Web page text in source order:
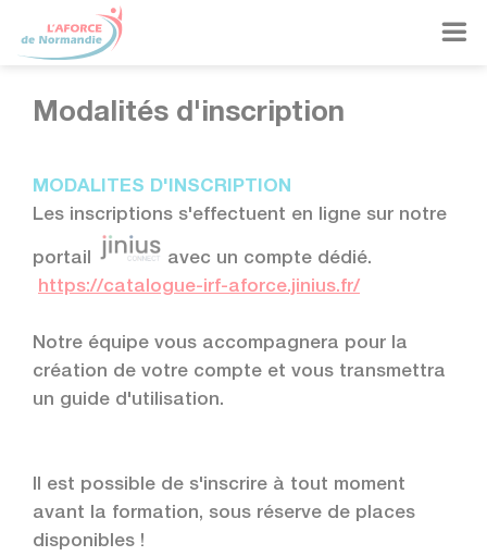
Panneau de gestion des cookies

Modalités d'inscription
MODALITES D'INSCRIPTION
Les inscriptions s'effectuent en ligne sur notre
portail
avec un compte dédié.
https://catalogue-irf-aforce.jinius.fr/
Notre équipe vous accompagnera pour la
création de votre compte et vous transmettra
un guide d'utilisation.
Il est possible de s'inscrire à tout moment
avant la formation, sous réserve de places
disponibles !